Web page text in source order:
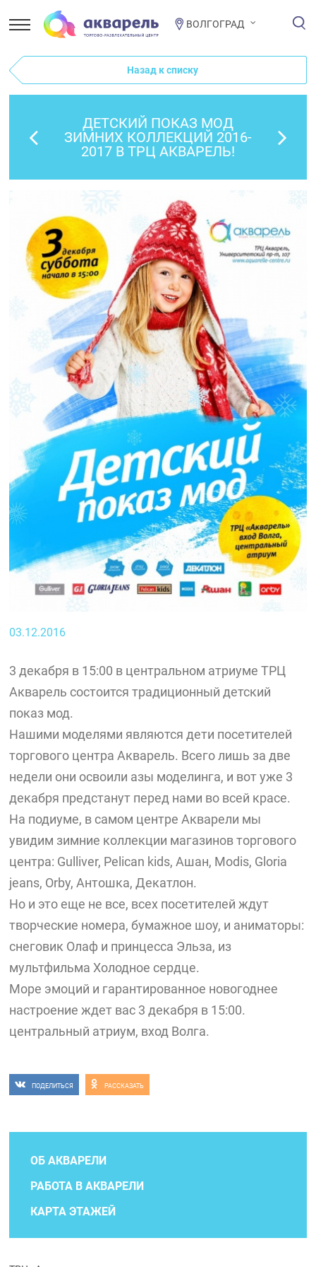
ВОЛГОГРАД
Назад к списку
ДЕТСКИЙ ПОКАЗ МОД
ЗИМНИХ КОЛЛЕКЦИЙ 2016-
2017 В ТРЦ АКВАРЕЛЬ!
03.12.2016
3 декабря в 15:00 в центральном атриуме ТРЦ
Акварель состоится традиционный детский
показ мод.
Нашими моделями являются дети посетителей
торгового центра Акварель. Всего лишь за две
недели они освоили азы моделинга, и вот уже 3
декабря предстанут перед нами во всей красе.
На подиуме, в самом центре Акварели мы
увидим зимние коллекции магазинов торгового
центра: Gulliver, Pelican kids, Ашан, Modis, Gloria
jeans, Orby, Антошка, Декатлон.
Но и это еще не все, всех посетителей ждут
творческие номера, бумажное шоу, и аниматоры:
снеговик Олаф и принцесса Эльза, из
мультфильма Холодное сердце.
Море эмоций и гарантированное новогоднее
настроение ждет вас 3 декабря в 15:00.
центральный атриум, вход Волга.
ПОДЕЛИТЬСЯ РАССКАЗАТЬ
ОБ АКВАРЕЛИ
РАБОТА В АКВАРЕЛИ
КАРТА ЭТАЖЕЙ